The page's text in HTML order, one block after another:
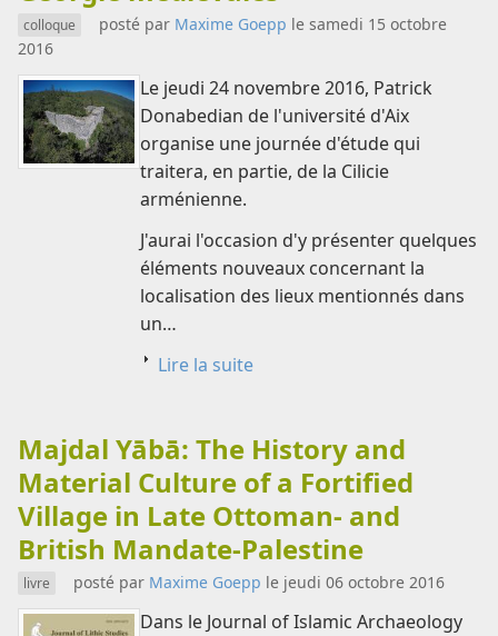
colloque posté par Maxime Goepp le samedi 15 octobre
2016
Le jeudi 24 novembre 2016, Patrick
Donabedian de l'université d'Aix
organise une journée d'étude qui
traitera, en partie, de la Cilicie
arménienne.
J'aurai l'occasion d'y présenter quelques
éléments nouveaux concernant la
localisation des lieux mentionnés dans
un…
Lire la suite
Majdal Yābā: The History and
Material Culture of a Fortified
Village in Late Ottoman- and
British Mandate-Palestine
livre posté par Maxime Goepp le jeudi 06 octobre 2016
Dans le Journal of Islamic Archaeology